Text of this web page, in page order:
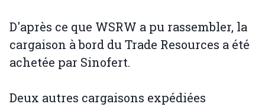
D'après ce que WSRW a pu rassembler, la
cargaison à bord du Trade Resources a été
achetée par Sinofert.
Deux autres cargaisons expédiées